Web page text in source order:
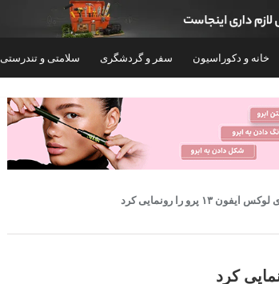
خانه و دکوراسیون سفر و گردشگری سلامتی و تندرستی